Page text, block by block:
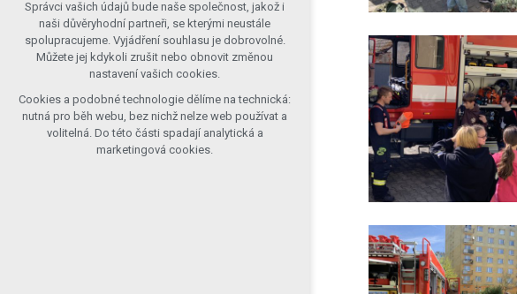
vyhodnocení návštěvnosti
marketingová cookies (Google)
Více informací o cookies na našem webu
Přijmout všechny cookies
Odmítnout vše
Správci vašich údajů bude naše společnost, jakož i
naši důvěryhodní partneři, se kterými neustále
spolupracujeme. Vyjádření souhlasu je dobrovolné.
Můžete jej kdykoli zrušit nebo obnovit změnou
nastavení vašich cookies.
Cookies a podobné technologie dělíme na technická:
nutná pro běh webu, bez nichž nelze web používat a
volitelná. Do této části spadají analytická a
marketingová cookies.